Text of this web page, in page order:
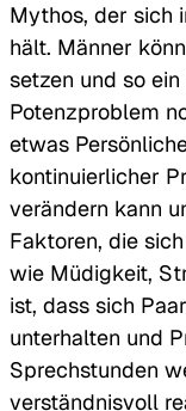
Mythos, der sich
hält. Männer
setzen und so
Potenzproblem
etwas
kontinuierlicher
verändern kann
Faktoren, die
wie Müdigkeit,
ist, dass sich
unterhalten und
Sprechstunden
verständnisvoll